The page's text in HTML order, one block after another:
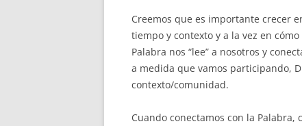
Creemos que es importante crecer
tiempo y contexto y a la vez en
Palabra nos “lee” a nosotros y
a medida que vamos participando,
contexto/comunidad.
Cuando conectamos con la